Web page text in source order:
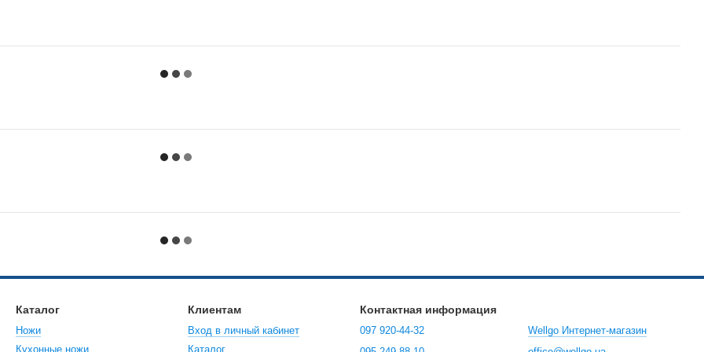
Каталог
Ножи
Кухонные ножи
Клиентам
Вход в личный кабинет
Каталог
Контактная информация
097 920-44-32
Wellgo Интернет-магазин